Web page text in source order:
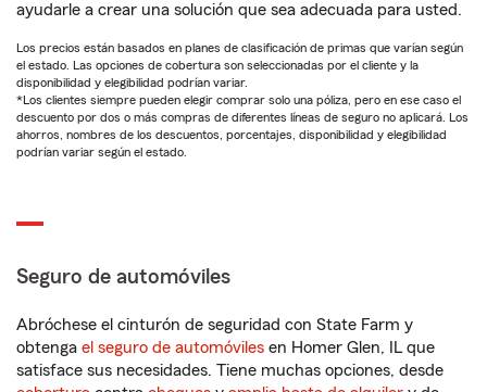
ayudarle a crear una solución que sea adecuada para usted.
Los precios están basados en planes de clasificación de primas que varían según
el estado. Las opciones de cobertura son seleccionadas por el cliente y la
disponibilidad y elegibilidad podrían variar.
*Los clientes siempre pueden elegir comprar solo una póliza, pero en ese caso el
descuento por dos o más compras de diferentes líneas de seguro no aplicará. Los
ahorros, nombres de los descuentos, porcentajes, disponibilidad y elegibilidad
podrían variar según el estado.
Seguro de automóviles
Abróchese el cinturón de seguridad con State Farm y
obtenga el seguro de automóviles en Homer Glen, IL que
satisface sus necesidades. Tiene muchas opciones, desde